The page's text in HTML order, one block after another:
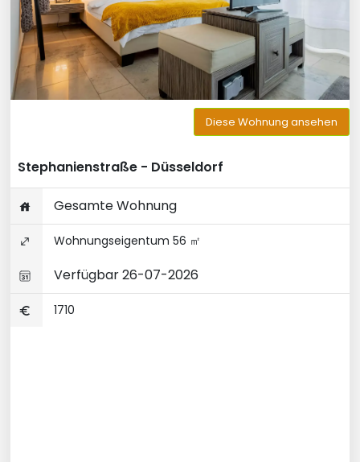
Diese Wohnung ansehen
Stephanienstraße - Düsseldorf
Gesamte Wohnung
Wohnungseigentum 56 ㎡
Verfügbar 26-07-2026
1710